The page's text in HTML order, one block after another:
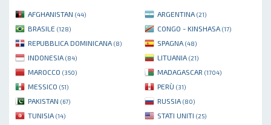
AFGHANISTAN (44) ARGENTINA (21)
BRASILE (128) CONGO - KINSHASA (17)
REPUBBLICA DOMINICANA (8) SPAGNA (48)
INDONESIA (84) LITUANIA (21)
MAROCCO (350) MADAGASCAR (1704)
MESSICO (51) PERÙ (31)
PAKISTAN (67) RUSSIA (80)
TUNISIA (14) STATI UNITI (25)